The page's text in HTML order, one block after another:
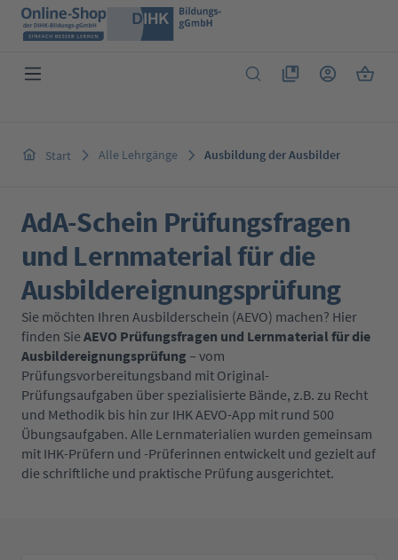
Zum Hauptinhalt springen
Du hast 0 Produkte
Start Alle Lehrgänge Ausbildung der Ausbilder
AdA-Schein Prüfungsfragen
und Lernmaterial für die
Ausbildereignungsprüfung
Sie möchten Ihren Ausbilderschein (AEVO) machen? Hier
finden Sie AEVO Prüfungsfragen und Lernmaterial für die
Ausbildereignungsprüfung – vom
Prüfungsvorbereitungsband mit Original-
Prüfungsaufgaben über spezialisierte Bände, z.B. zu Recht
und Methodik bis hin zur IHK AEVO-App mit rund 500
Übungsaufgaben. Alle Lernmaterialien wurden gemeinsam
mit IHK-Prüfern und -Prüferinnen entwickelt und gezielt auf
die schriftliche und praktische Prüfung ausgerichtet.